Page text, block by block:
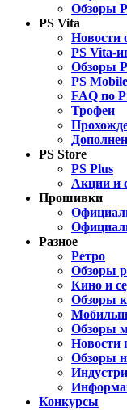
Обзоры
PS Vita
Новости
PS Vita-
Обзоры
PS Mobile
FAQ по
Трофеи
PS Store
PS Plus
Акции и
Прошивки
Разное
Ретро
Обзоры
Кино и
Обзоры
Обзоры
Новости
Обзоры
Конкурсы